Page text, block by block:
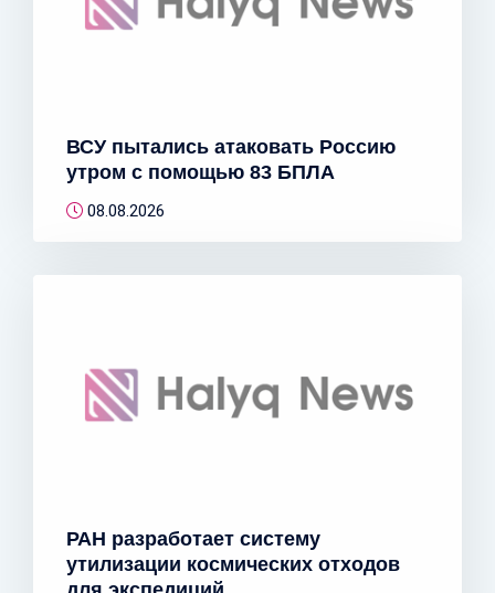
ВСУ пытались атаковать Россию
утром с помощью 83 БПЛА
08.08.2026
РАН разработает систему
утилизации космических отходов